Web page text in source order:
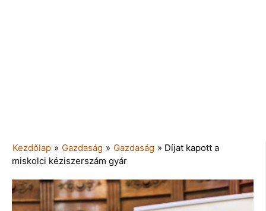
Kezdőlap » Gazdaság » Gazdaság » Díjat kapott a
miskolci kéziszerszám gyár